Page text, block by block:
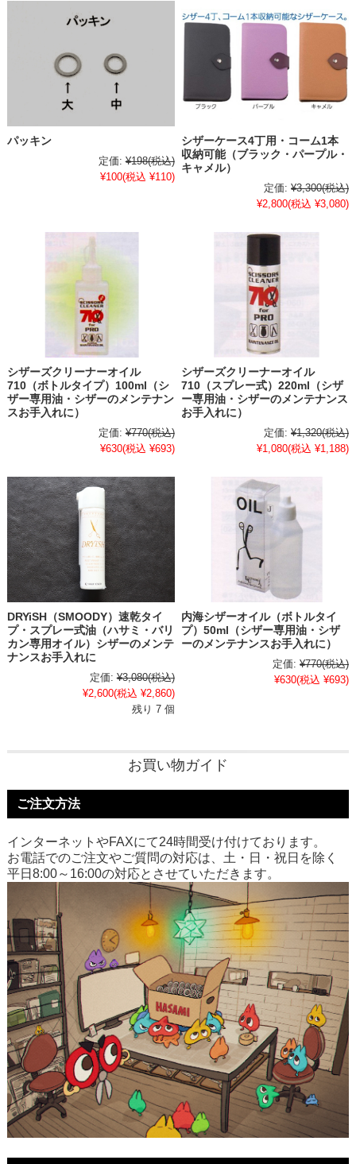
パッキン
定価: ¥198(税込)
¥100(税込 ¥110)
シザーケース4丁用・コーム1本
収納可能（ブラック・パープル・
キャメル）
定価: ¥3,300(税込)
¥2,800(税込 ¥3,080)
シザーズクリーナーオイル
710（ボトルタイプ）100ml（シ
ザー専用油・シザーのメンテナン
スお手入れに）
定価: ¥770(税込)
¥630(税込 ¥693)
シザーズクリーナーオイル
710（スプレー式）220ml（シザ
ー専用油・シザーのメンテナンス
お手入れに）
定価: ¥1,320(税込)
¥1,080(税込 ¥1,188)
DRYiSH（SMOODY）速乾タイ
プ・スプレー式油（ハサミ・バリ
カン専用オイル）シザーのメンテ
ナンスお手入れに
定価: ¥3,080(税込)
¥2,600(税込 ¥2,860)
残り 7 個
内海シザーオイル（ボトルタイ
プ）50ml（シザー専用油・シザ
ーのメンテナンスお手入れに）
定価: ¥770(税込)
¥630(税込 ¥693)
お買い物ガイド
ご注文方法
インターネットやFAXにて24時間受け付けております。
お電話でのご注文やご質問の対応は、土・日・祝日を除く
平日8:00～16:00の対応とさせていただきます。